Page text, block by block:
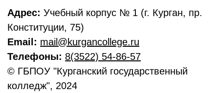
Адрес: Учебный корпус № 1 (г. Курган, пр.
Конституции, 75)
Email: mail@kurgancollege.ru
Телефоны: 8(3522) 54-86-57
© ГБПОУ "Курганский государственный
колледж", 2024